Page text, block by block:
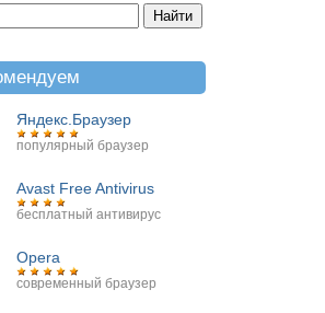
Яндекс.Браузер
популярный браузер
Avast Free Antivirus
бесплатный антивирус
Opera
современный браузер